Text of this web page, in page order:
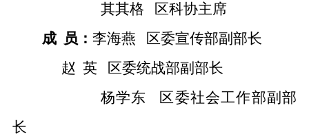
其其格
区科协主席
成 员： 李海燕
区委宣传部副部长
赵 英
区委统战部副部长
杨学东
区委社会工作部副部
长